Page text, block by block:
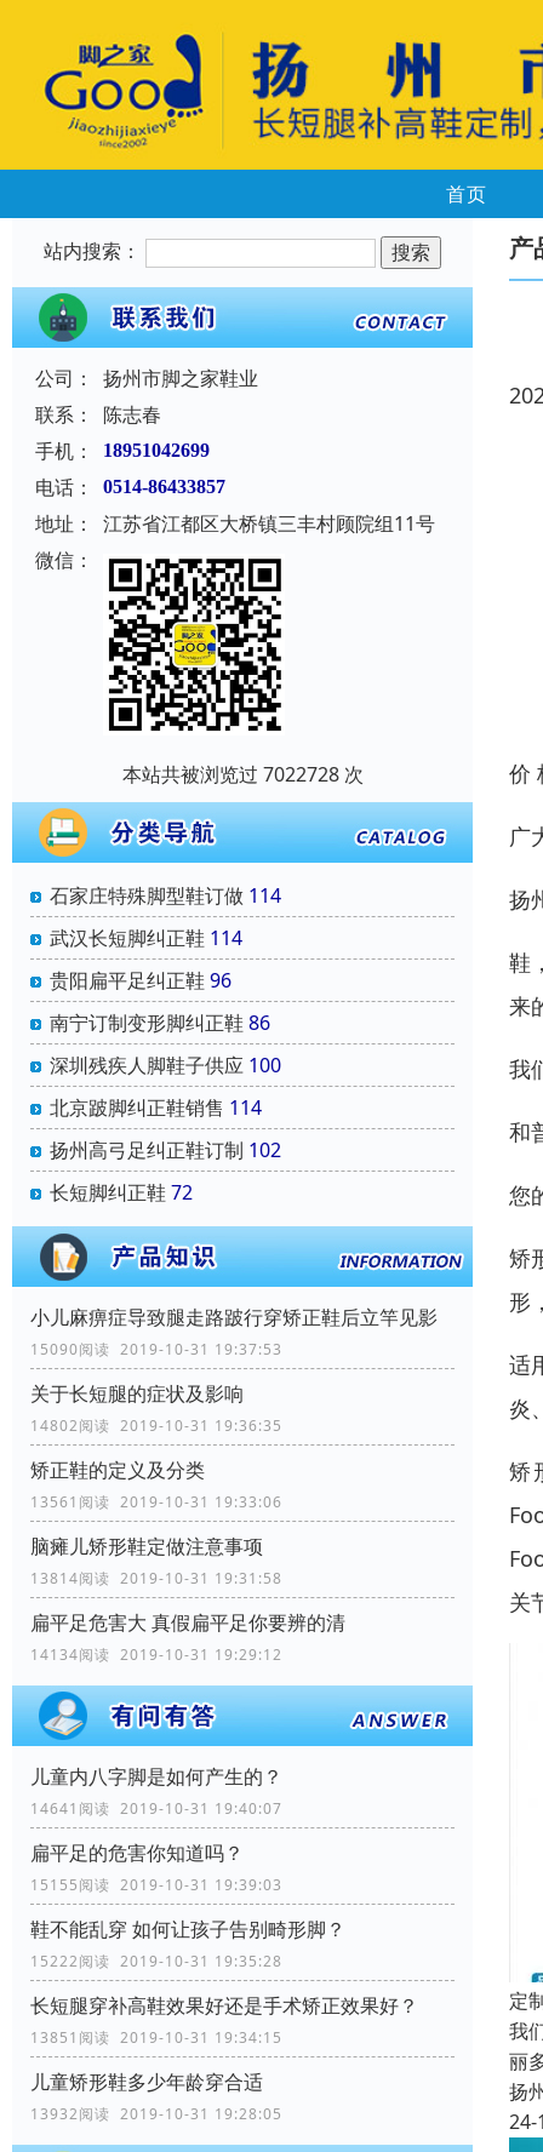
首页
站内搜索：
公司：
扬州市脚之家鞋业
联系：
陈志春
手机：
18951042699
电话： 0514-86433857
地址：
江苏省江都区大桥镇三丰村顾院组11号
微信：
本站共被浏览过 7022728 次
石家庄特殊脚型鞋订做 114
武汉长短脚纠正鞋 114
贵阳扁平足纠正鞋 96
南宁订制变形脚纠正鞋 86
深圳残疾人脚鞋子供应 100
北京跛脚纠正鞋销售 114
扬州高弓足纠正鞋订制 102
长短脚纠正鞋 72
小儿麻痹症导致腿走路跛行穿矫正鞋后立竿见影
15090阅读 2019-10-31 19:37:53
关于长短腿的症状及影响
14802阅读 2019-10-31 19:36:35
矫正鞋的定义及分类
13561阅读 2019-10-31 19:33:06
脑瘫儿矫形鞋定做注意事项
13814阅读 2019-10-31 19:31:58
扁平足危害大 真假扁平足你要辨的清
14134阅读 2019-10-31 19:29:12
儿童内八字脚是如何产生的？
14641阅读 2019-10-31 19:40:07
扁平足的危害你知道吗？
15155阅读 2019-10-31 19:39:03
鞋不能乱穿 如何让孩子告别畸形脚？
15222阅读 2019-10-31 19:35:28
长短腿穿补高鞋效果好还是手术矫正效果好？
13851阅读 2019-10-31 19:34:15
儿童矫形鞋多少年龄穿合适
13932阅读 2019-10-31 19:28:05
产
价
广
扬
鞋
来
我
和
您
矫
形
适
炎
矫
关
定
我
丽
扬
24-